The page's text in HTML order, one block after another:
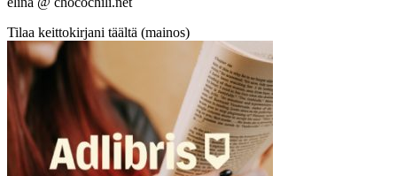
Tilaa keittokirjani täältä (mainos)